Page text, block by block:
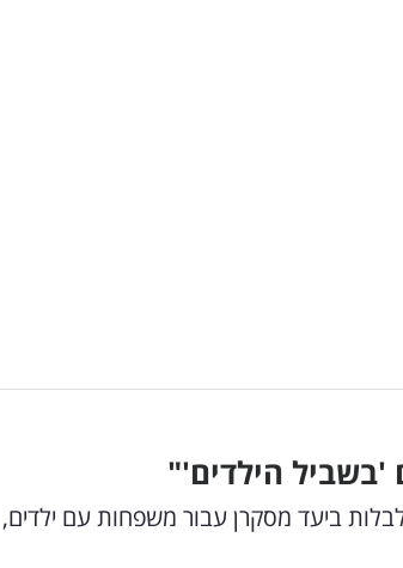
לבלות ביעד מסקרן עבור משפחות עם ילדים,